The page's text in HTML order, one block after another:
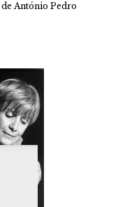
António Pedro